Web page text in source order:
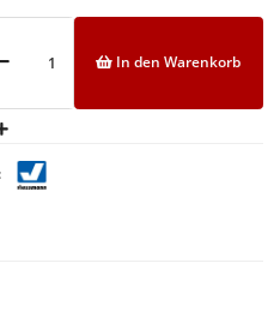
In den Warenkorb